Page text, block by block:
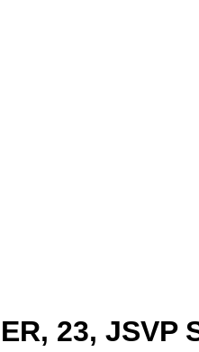
23, JSVP